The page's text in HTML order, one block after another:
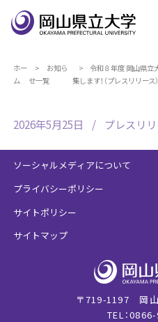
ホー
ム
お知ら
せ一覧
令和８年度 岡山県立
集します！（プレスリリース）
2026年5月25日 プレスリ
ソーシャルメディアについて
プライバシーポリシー
サイトポリシー
サイトマップ
〒719-1197 岡
TEL：